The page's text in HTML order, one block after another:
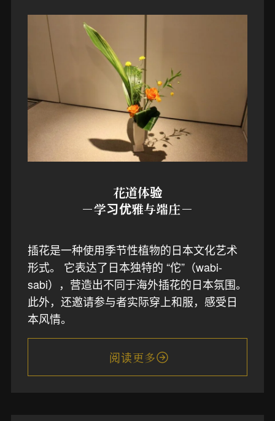
花道体验
－学习优雅与端庄－
插花是一种使用季节性植物的日本文化艺术
形式。 它表达了日本独特的 “佗”（wabi-
sabi），营造出不同于海外插花的日本氛围。
此外，还邀请参与者实际穿上和服，感受日
本风情。
阅读更多